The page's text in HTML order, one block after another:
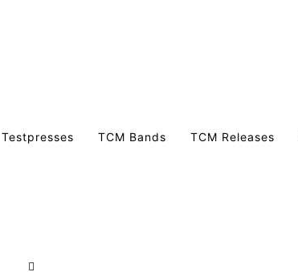
Testpresses TCM Bands TCM Releases